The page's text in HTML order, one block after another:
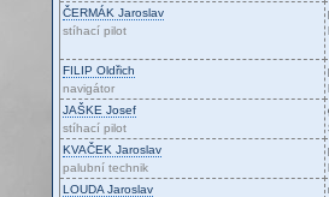
ČERMÁK Jaroslav
stíhací pilot
FILIP Oldřich
navigátor
JAŠKE Josef
stíhací pilot
KVAČEK Jaroslav
palubní technik
LOUDA Jaroslav